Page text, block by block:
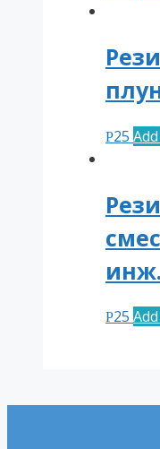
Р25
Р25